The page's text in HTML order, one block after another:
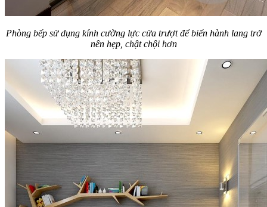
Phòng bếp sử dụng kính cường lực cửa trượt để biến hành lang trở
nên hẹp, chật chội hơn